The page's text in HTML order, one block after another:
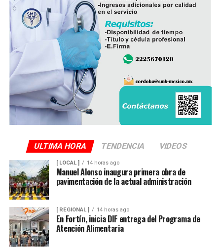
ULTIMA HORA TENDENCIA VIDEOS
[ LOCAL ] 14 horas ago
Manuel Alonso inaugura primera obra de
pavimentación de la actual administración
[ REGIONAL ] 14 horas ago
En Fortín, inicia DIF entrega del Programa de
Atención Alimentaria